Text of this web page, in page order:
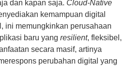
dan kapan saja. Cloud-Native
kemampuan digital
ini memungkinkan perusahaan
baru yang resilient, fleksibel,
secara masif, artinya
perubahan digital yang